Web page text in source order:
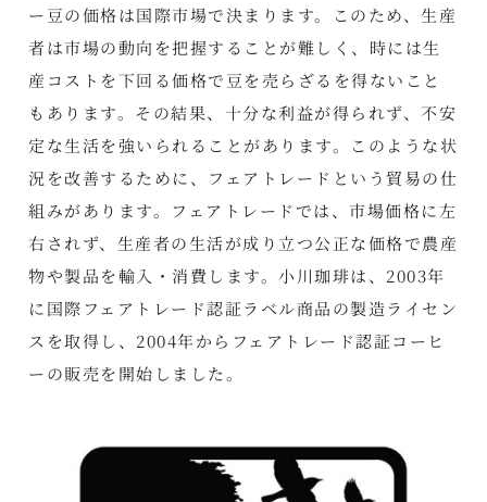
ー豆の価格は国際市場で決まります。このため、生産
者は市場の動向を把握することが難しく、時には生
産コストを下回る価格で豆を売らざるを得ないこと
もあります。その結果、十分な利益が得られず、不安
定な生活を強いられることがあります。このような状
況を改善するために、フェアトレードという貿易の仕
組みがあります。フェアトレードでは、市場価格に左
右されず、生産者の生活が成り立つ公正な価格で農産
物や製品を輸入・消費します。小川珈琲は、2003年
に国際フェアトレード認証ラベル商品の製造ライセン
スを取得し、2004年からフェアトレード認証コーヒ
ーの販売を開始しました。